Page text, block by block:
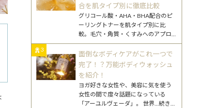
合を肌タイプ別に徹底比較
グリコール酸・AHA・BHA配合のピ
ーリングトナーを肌タイプ別に比
較。毛穴・角質・くすみへのアプロ
ーチ方法の違いをわかりやすく解説
します。
3
面倒なボディケアがこれ一つで
完了！？万能ボディウォッシュ
を紹介！
ヨガ好きな女性や、美容に気を使う
女性の間で度々話題になっている
「アーユルヴェーダ」。 世界...続きを